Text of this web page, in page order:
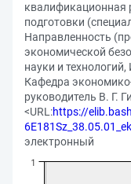
квалификационная
подготовки
Направленность
экономической
науки и
Кафедра
руководитель В. Г.
<URL:https://
электронный